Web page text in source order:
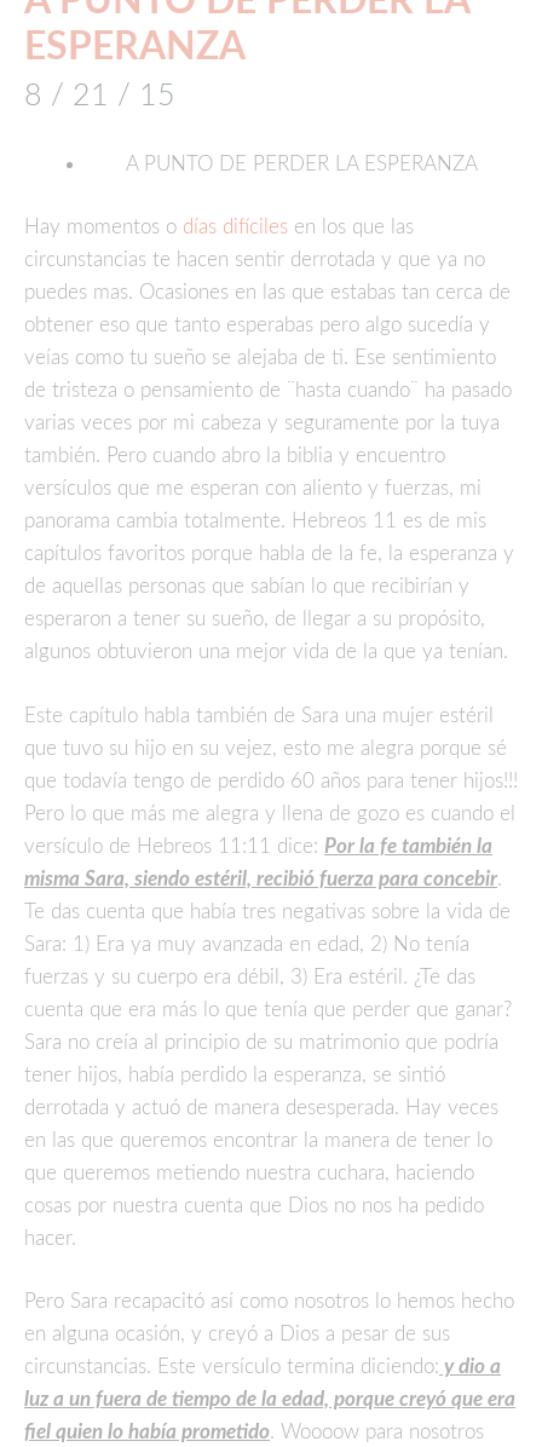
ESPERANZA
8 / 21 / 15
A PUNTO DE PERDER LA ESPERANZA
Hay momentos o días difíciles en los que las
circunstancias te hacen sentir derrotada y que ya no
puedes mas. Ocasiones en las que estabas tan cerca de
obtener eso que tanto esperabas pero algo sucedía y
veías como tu sueño se alejaba de ti. Ese sentimiento
de tristeza o pensamiento de ¨hasta cuando¨ ha pasado
varias veces por mi cabeza y seguramente por la tuya
también. Pero cuando abro la biblia y encuentro
versículos que me esperan con aliento y fuerzas, mi
panorama cambia totalmente. Hebreos 11 es de mis
capítulos favoritos porque habla de la fe, la esperanza y
de aquellas personas que sabían lo que recibirían y
esperaron a tener su sueño, de llegar a su propósito,
algunos obtuvieron una mejor vida de la que ya tenían.
Este capítulo habla también de Sara una mujer estéril
que tuvo su hijo en su vejez, esto me alegra porque sé
que todavía tengo de perdido 60 años para tener hijos!!!
Pero lo que más me alegra y llena de gozo es cuando el
versículo de Hebreos 11:11 dice: Por la fe también la
misma Sara, siendo estéril, recibió fuerza para concebir.
Te das cuenta que había tres negativas sobre la vida de
Sara: 1) Era ya muy avanzada en edad, 2) No tenía
fuerzas y su cuerpo era débil, 3) Era estéril. ¿Te das
cuenta que era más lo que tenía que perder que ganar?
Sara no creía al principio de su matrimonio que podría
tener hijos, había perdido la esperanza, se sintió
derrotada y actuó de manera desesperada. Hay veces
en las que queremos encontrar la manera de tener lo
que queremos metiendo nuestra cuchara, haciendo
cosas por nuestra cuenta que Dios no nos ha pedido
hacer.
Pero Sara recapacitó así como nosotros lo hemos hecho
en alguna ocasión, y creyó a Dios a pesar de sus
circunstancias. Este versículo termina diciendo: y dio a
luz a un fuera de tiempo de la edad, porque creyó que era
fiel quien lo había prometido. Woooow para nosotros